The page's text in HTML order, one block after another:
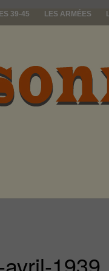
39-45 LES ARMÉES